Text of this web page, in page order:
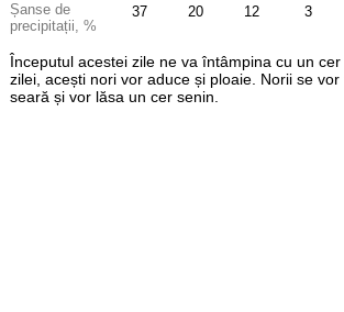
Șanse de
precipitații, %
71
37
20
12
3
Începutul acestei zile ne va întâmpina cu un
zilei, acești nori vor aduce și ploaie. Norii se
seară și vor lăsa un cer senin.